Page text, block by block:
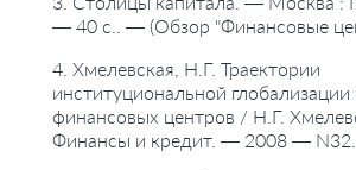
— 40 с.. — (Обзор "Финансовые
4. Хмелевская, Н.Г. Траектории
институциональной
финансовых центров / Н.Г.
Финансы и кредит. — 2008 —